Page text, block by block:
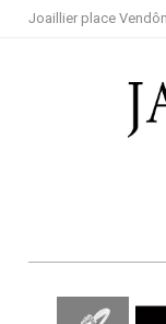
Joaillier place